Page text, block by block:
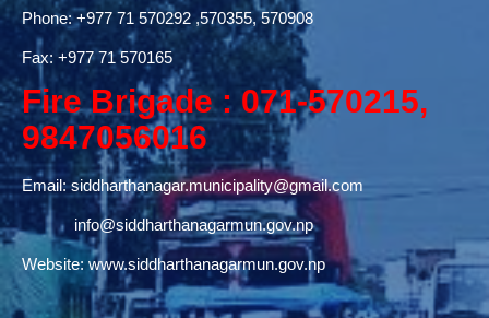
Phone:+977 71 570292,570355, 570908
Fax: +977 71 570165
Fire Brigade : 071-570215,
9847056016
Email:siddharthanagar.municipality@gmail.com
info@siddharthanagarmun.gov.np
Website: www.siddharthanagarmun.gov.np